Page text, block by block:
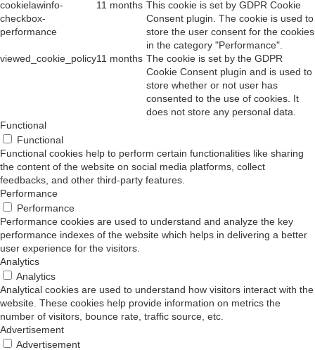
cookielawinfo-
checkbox-
performance
11 months This cookie is set by GDPR Cookie
Consent plugin. The cookie is used to
store the user consent for the cookies
in the category "Performance".
viewed_cookie_policy11 months The cookie is set by the GDPR
Cookie Consent plugin and is used to
store whether or not user has
consented to the use of cookies. It
does not store any personal data.
Functional
Functional
Functional cookies help to perform certain functionalities like sharing
the content of the website on social media platforms, collect
feedbacks, and other third-party features.
Performance
Performance
Performance cookies are used to understand and analyze the key
performance indexes of the website which helps in delivering a better
user experience for the visitors.
Analytics
Analytics
Analytical cookies are used to understand how visitors interact with the
website. These cookies help provide information on metrics the
number of visitors, bounce rate, traffic source, etc.
Advertisement
Advertisement